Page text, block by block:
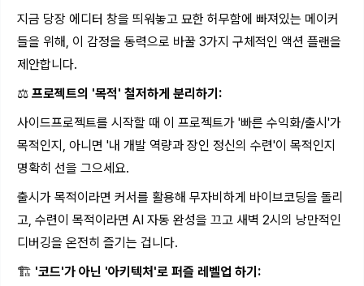
지금 당장 에디터 창을 띄워놓고 묘한 허무함에 빠져있는 메이커
들을 위해, 이 감정을 동력으로 바꿀 3가지 구체적인 액션 플랜을
제안합니다.
⚖️ 프로젝트의 '목적' 철저하게 분리하기:
사이드프로젝트를 시작할 때 이 프로젝트가 '빠른 수익화/출시'가
목적인지, 아니면 '내 개발 역량과 장인 정신의 수련'이 목적인지
명확히 선을 그으세요.
출시가 목적이라면 커서를 활용해 무자비하게 바이브코딩을 돌리
고, 수련이 목적이라면 AI 자동 완성을 끄고 새벽 2시의 낭만적인
디버깅을 온전히 즐기는 겁니다.
🏗️ '코드'가 아닌 '아키텍처'로 퍼즐 레벨업 하기: